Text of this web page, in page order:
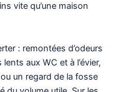
vite qu’une maison
: remontées d’odeurs
aux WC et à l’évier,
un regard de la fosse